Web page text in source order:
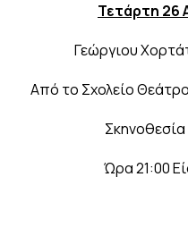
Τετάρτη 26
Γεώργιου
Από το Σχολείο
Ώρα 21:00